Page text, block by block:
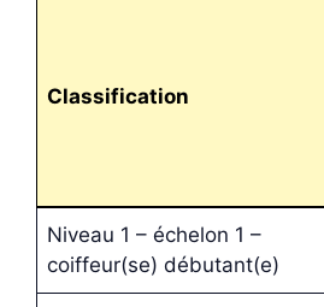
Classification
Niveau 1 – échelon 1 –
coiffeur(se) débutant(e)